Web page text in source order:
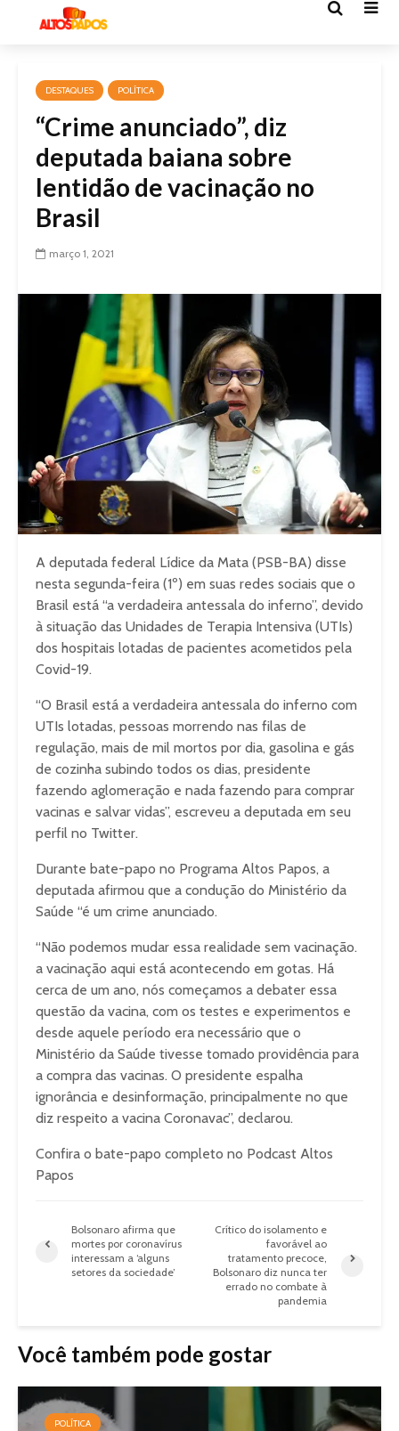
DESTAQUES POLÍTICA
“Crime anunciado”, diz
deputada baiana sobre
lentidão de vacinação no
Brasil
março 1, 2021
A deputada federal Lídice da Mata (PSB-BA) disse
nesta segunda-feira (1º) em suas redes sociais que o
Brasil está “a verdadeira antessala do inferno”, devido
à situação das Unidades de Terapia Intensiva (UTIs)
dos hospitais lotadas de pacientes acometidos pela
Covid-19.
“O Brasil está a verdadeira antessala do inferno com
UTIs lotadas, pessoas morrendo nas filas de
regulação, mais de mil mortos por dia, gasolina e gás
de cozinha subindo todos os dias, presidente
fazendo aglomeração e nada fazendo para comprar
vacinas e salvar vidas”, escreveu a deputada em seu
perfil no Twitter.
Durante bate-papo no Programa Altos Papos, a
deputada afirmou que a condução do Ministério da
Saúde “é um crime anunciado.
“Não podemos mudar essa realidade sem vacinação.
a vacinação aqui está acontecendo em gotas. Há
cerca de um ano, nós começamos a debater essa
questão da vacina, com os testes e experimentos e
desde aquele período era necessário que o
Ministério da Saúde tivesse tomado providência para
a compra das vacinas. O presidente espalha
ignorância e desinformação, principalmente no que
diz respeito a vacina Coronavac”, declarou.
Confira o bate-papo completo no Podcast Altos
Papos
Bolsonaro afirma que
mortes por coronavírus
interessam a ‘alguns
setores da sociedade’
Crítico do isolamento e
favorável ao
tratamento precoce,
Bolsonaro diz nunca ter
errado no combate à
pandemia
Você também pode gostar
POLÍTICA